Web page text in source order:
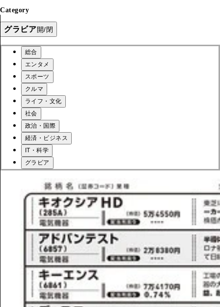
Category
グラビア開/閉
総合
エンタメ
スポーツ
クルマ
ライフ・文化
社会
政治・国際
経済・ビジネス
IT・科学
グラビア